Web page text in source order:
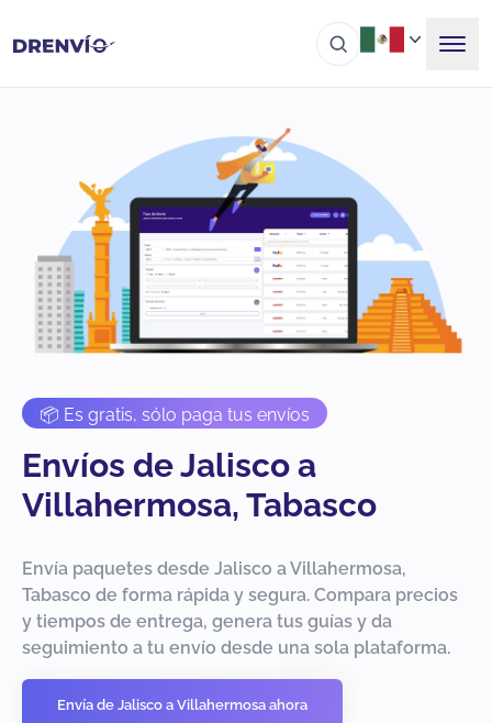
📦 Es gratis, sólo paga tus envíos
Envíos de Jalisco a
Villahermosa, Tabasco
Envía paquetes desde Jalisco a Villahermosa,
Tabasco de forma rápida y segura. Compara precios
y tiempos de entrega, genera tus guías y da
seguimiento a tu envío desde una sola plataforma.
Envía de Jalisco a Villahermosa ahora